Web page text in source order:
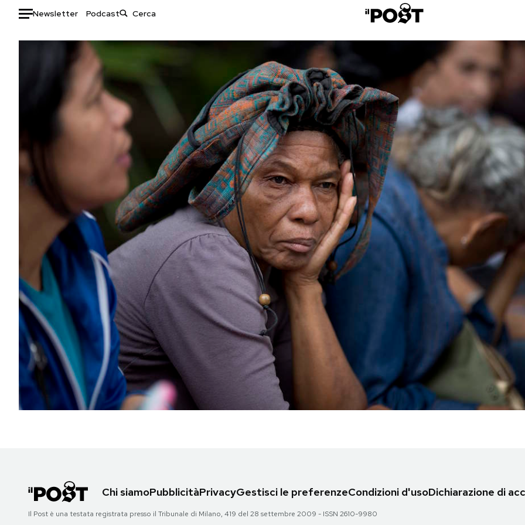
Newsletter Podcast
Auto
Italia
Economia
Sport
Consumismi
Storie/Idee
Ok Boomer!
Media
Europa
Altrecose
Mondiali calcio 2026
PODCAST
NEWSLETTER
I MIEI PREFERITI
Area Personale
Newsletter
Chi siamoPubblicitàPrivacyGestisci le preferenzeCondizioni d'usoDichiarazione di
Il Post è una testata registrata presso il Tribunale di Milano, 419 del 28 settembre 2009 - ISSN 2610-9980